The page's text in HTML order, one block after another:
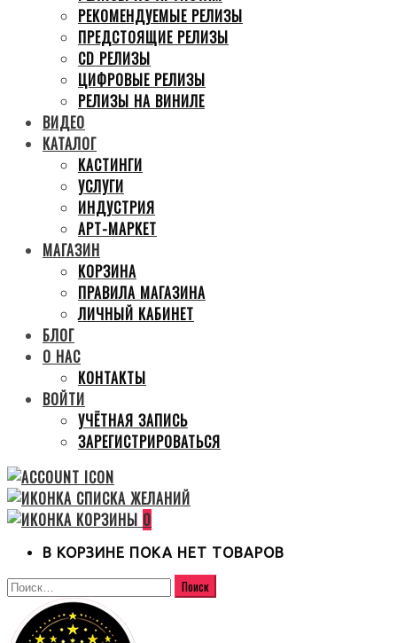
РЕКОМЕНДУЕМЫЕ РЕЛИЗЫ
ПРЕДСТОЯЩИЕ РЕЛИЗЫ
CD РЕЛИЗЫ
ЦИФРОВЫЕ РЕЛИЗЫ
РЕЛИЗЫ НА ВИНИЛЕ
ВИДЕО
КАТАЛОГ
КАСТИНГИ
УСЛУГИ
ИНДУСТРИЯ
АРТ-МАРКЕТ
МАГАЗИН
КОРЗИНА
ПРАВИЛА МАГАЗИНА
ЛИЧНЫЙ КАБИНЕТ
БЛОГ
О НАС
КОНТАКТЫ
ВОЙТИ
УЧЁТНАЯ ЗАПИСЬ
ЗАРЕГИСТРИРОВАТЬСЯ
0
В КОРЗИНЕ ПОКА НЕТ ТОВАРОВ